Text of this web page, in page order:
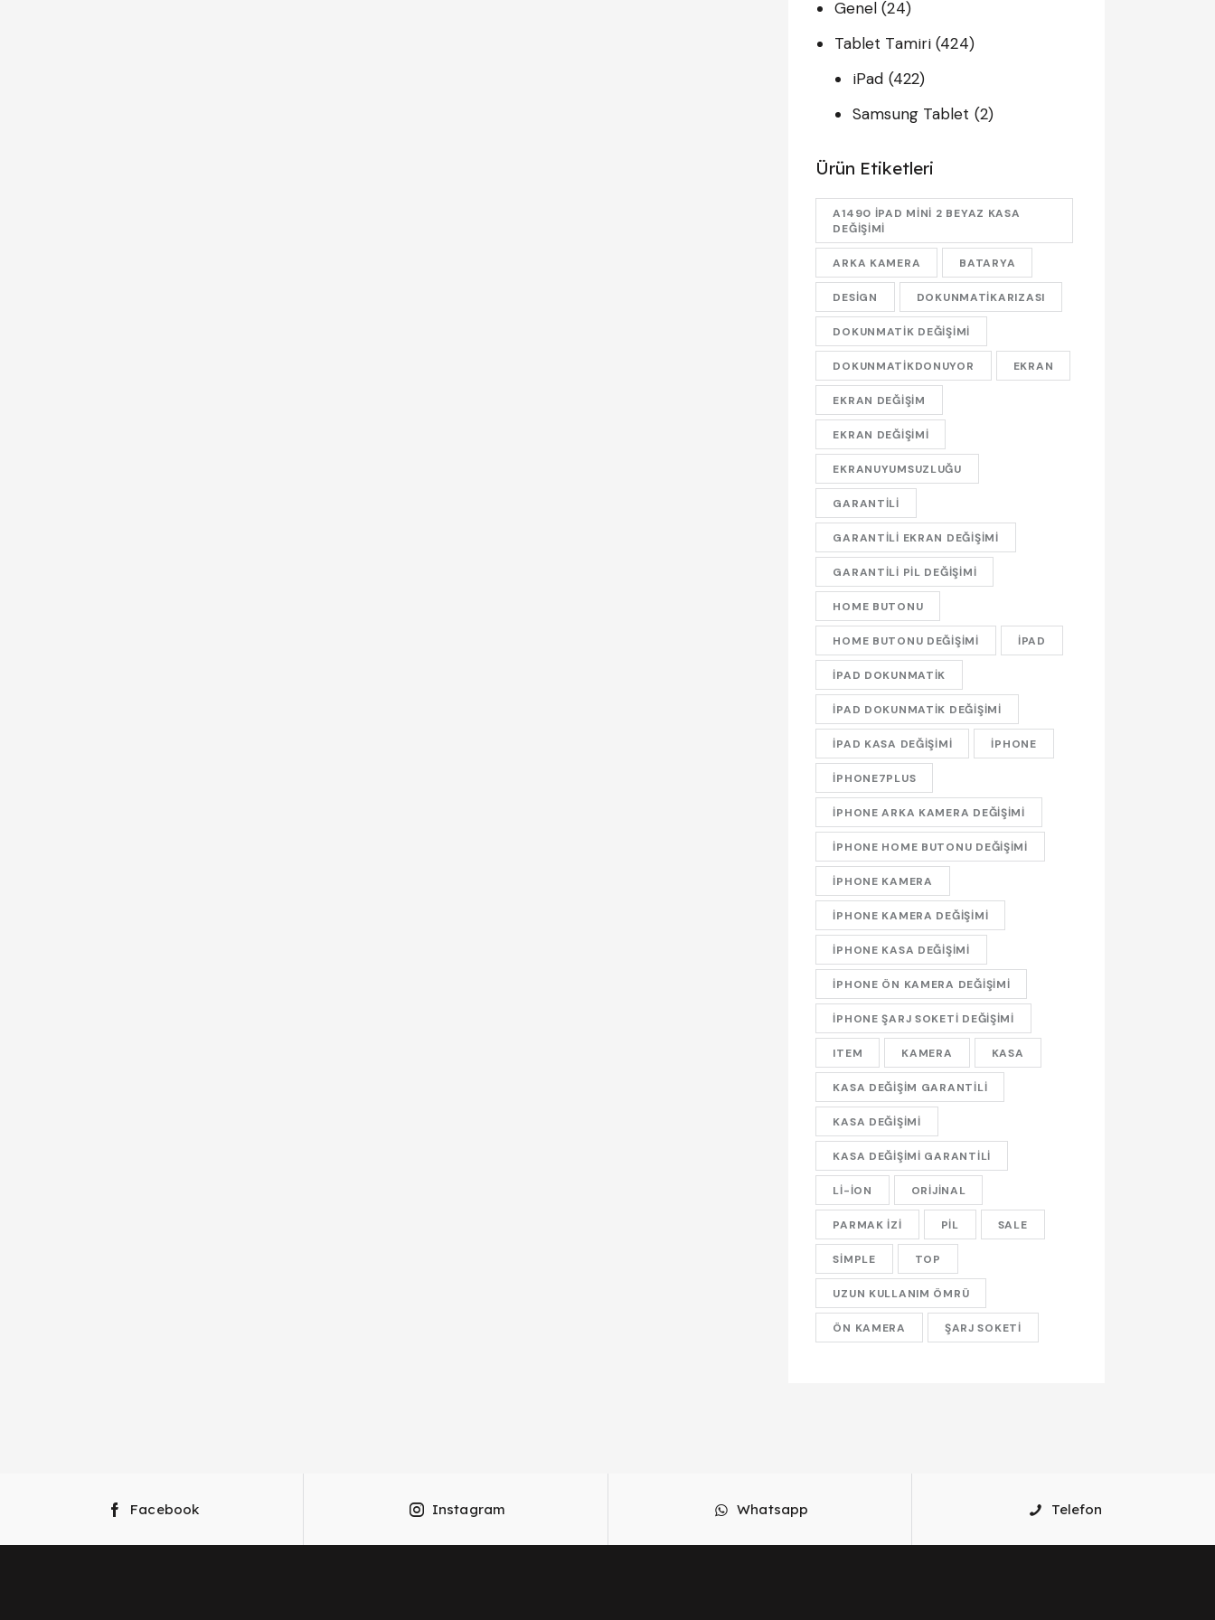
Genel (24)
Tablet Tamiri (424)
iPad (422)
Samsung Tablet (2)
Ürün Etiketleri
A1490 IPAD MINI 2 BEYAZ KASA
DEĞIŞIMI
ARKA KAMERA BATARYA
DESIGN DOKUNMATIKARIZASI
DOKUNMATIK DEĞIŞIMI
DOKUNMATIKDONUYOR EKRAN
EKRAN DEĞIŞIM
EKRAN DEĞIŞIMI
EKRANUYUMSUZLUĞU
GARANTILI
GARANTILI EKRAN DEĞIŞIMI
GARANTILI PIL DEĞIŞIMI
HOME BUTONU
HOME BUTONU DEĞIŞIMI IPAD
IPAD DOKUNMATIK
IPAD DOKUNMATIK DEĞIŞIMI
IPAD KASA DEĞIŞIMI IPHONE
IPHONE7PLUS
IPHONE ARKA KAMERA DEĞIŞIMI
IPHONE HOME BUTONU DEĞIŞIMI
IPHONE KAMERA
IPHONE KAMERA DEĞIŞIMI
IPHONE KASA DEĞIŞIMI
IPHONE ÖN KAMERA DEĞIŞIMI
IPHONE ŞARJ SOKETI DEĞIŞIMI
ITEM KAMERA KASA
KASA DEĞIŞIM GARANTILI
KASA DEĞIŞIMI
KASA DEĞIŞIMI GARANTILI
LI-ION ORIJINAL
PARMAK IZI PIL SALE
SIMPLE TOP
UZUN KULLANIM ÖMRÜ
ÖN KAMERA ŞARJ SOKETI
Facebook Instagram Whatsapp Telefon